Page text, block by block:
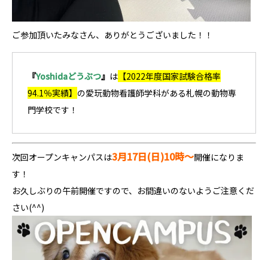
ご参加頂いたみなさん、ありがとうございました！！
『Yoshidaどうぶつ』 は 【2022年度国家試験合格率
94.1％実績】 の愛玩動物看護師学科がある札幌の動物専
門学校です！
次回オープンキャンパスは3月17日(日)10時～開催になりま
す！
お久しぶりの午前開催ですので、お間違いのないようご注意くだ
さい(^^)